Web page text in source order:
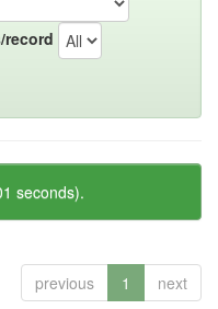
seconds).
previous 1 next